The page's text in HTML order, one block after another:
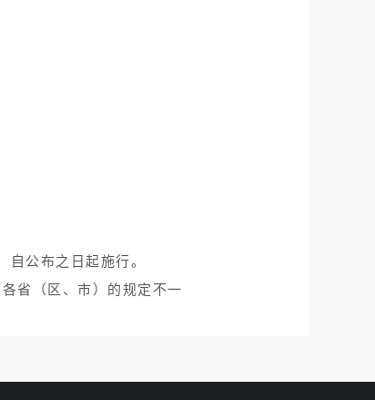
公布之日起施行。
省（区、市）的规定不一